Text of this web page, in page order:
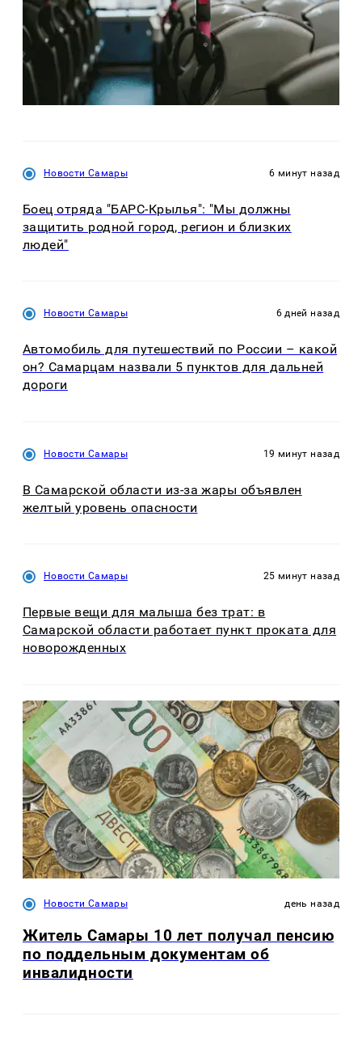
Новости Самары 6 минут назад
Боец отряда "БАРС-Крылья": "Мы должны
защитить родной город, регион и близких
людей"
Новости Самары 6 дней назад
Автомобиль для путешествий по России – какой
он? Самарцам назвали 5 пунктов для дальней
дороги
Новости Самары 19 минут назад
В Самарской области из-за жары объявлен
желтый уровень опасности
Новости Самары 25 минут назад
Первые вещи для малыша без трат: в
Самарской области работает пункт проката для
новорожденных
Новости Самары день назад
Житель Самары 10 лет получал пенсию
по поддельным документам об
инвалидности